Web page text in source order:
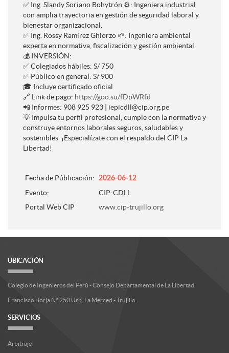
✅ Ing. Slandy Soriano Bohytrón ⚙️: Ingeniera industrial
con amplia trayectoria en gestión de seguridad laboral y
bienestar organizacional.
✅ Ing. Rossy Ramírez Ghiorzo 🌱: Ingeniera ambiental
experta en normativa, fiscalización y gestión ambiental.
💰 INVERSIÓN:
✅ Colegiados hábiles: S/ 750
✅ Público en general: S/ 900
🎓 Incluye certificado oficial
🔗 Link de pago: https://goo.su/fDpWRfd
📲 Informes: 908 925 923 | iepicdll@cip.org.pe
💡 Impulsa tu perfil profesional, cumple con la normativa y
construye entornos laborales seguros, saludables y
sostenibles. ¡Especialízate con el respaldo del CIP La
Libertad!
Fecha de Públicación: 2026-06-12
Evento:
CIP-CDLL
Portal Web CIP
www.cip-trujillo.org
UBICACIÓN
Colegio de Ingenieros del Perú - Consejo Departamental de La Libertad.
Francisco Borja Nº 250 Urb. La Merced - Trujillo.
SERVICIOS
Arbitraje